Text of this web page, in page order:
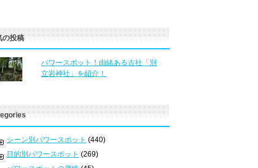
の投稿
パワースポット！由緒ある古社「別
立岩神社」を紹介！
シーン別パワースポット (440)
目的別パワースポット (269)